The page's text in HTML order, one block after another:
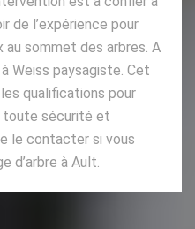
de l’expérience pour
au sommet des arbres. A
Weiss paysagiste. Cet
qualifications pour
toute sécurité et
le contacter si vous
d’arbre à Ault.